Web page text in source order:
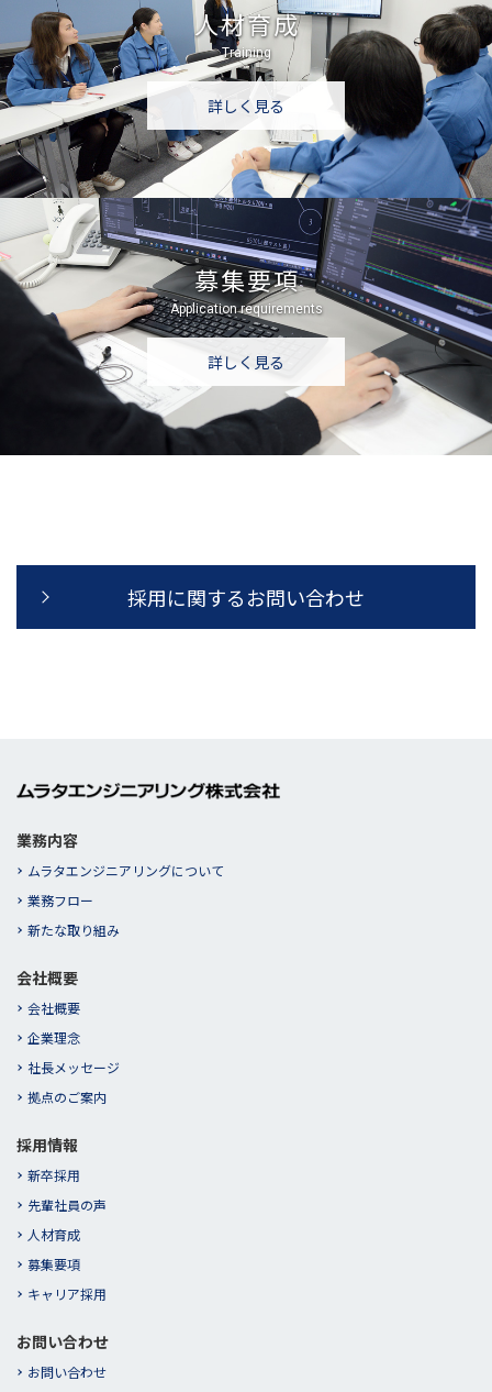
人材育成
Training
詳しく見る
募集要項
Application requirements
詳しく見る
採用に関するお問い合わせ
業務内容
ムラタエンジニアリングについて
業務フロー
新たな取り組み
会社概要
会社概要
企業理念
社長メッセージ
拠点のご案内
採用情報
新卒採用
先輩社員の声
人材育成
募集要項
キャリア採用
お問い合わせ
お問い合わせ